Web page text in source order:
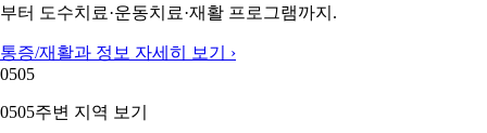
부터 도수치료·운동치료·재활 프로그램까지.
통증/재활과 정보 자세히 보기 ›
0505
0505주변 지역 보기